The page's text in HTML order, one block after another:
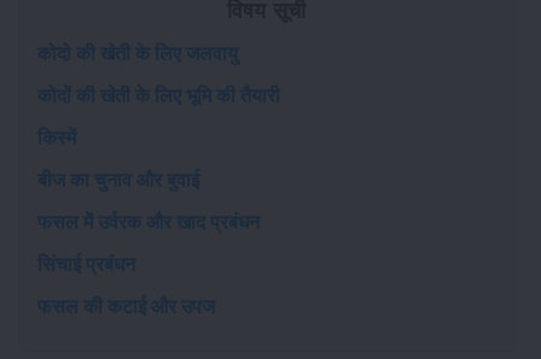
कोदो की खेती के लिए जलवायु
कोदों की खेती के लिए भूमि की तैयारी
किस्में
बीज का चुनाव और बुवाई
फसल में उर्वरक और खाद प्रबंधन
सिंचाई प्रबंधन
फसल की कटाई और उपज